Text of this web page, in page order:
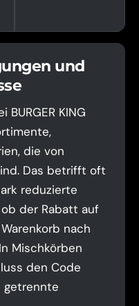
und
KING
die von
Das betrifft oft
reduzierte
der Rabatt auf
nach
Mischkörben
den Code
getrennte